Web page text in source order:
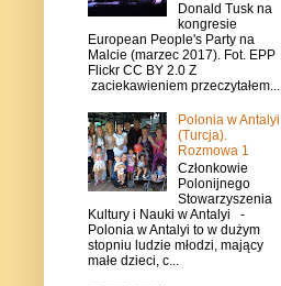
Donald Tusk na
kongresie
European People's Party na
Malcie (marzec 2017). Fot. EPP
Flickr CC BY 2.0 Z
zaciekawieniem przeczytałem...
Polonia w Antalyi
(Turcja).
Rozmowa 1
Członkowie
Polonijnego
Stowarzyszenia
Kultury i Nauki w Antalyi -
Polonia w Antalyi to w dużym
stopniu ludzie młodzi, mający
małe dzieci, c...